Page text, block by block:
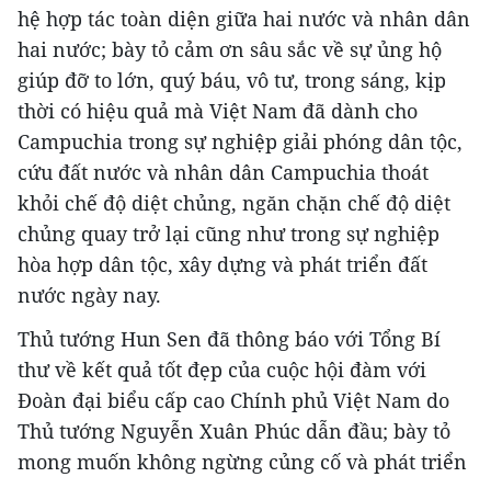
hệ hợp tác toàn diện giữa hai nước và nhân dân
hai nước; bày tỏ cảm ơn sâu sắc về sự ủng hộ
giúp đỡ to lớn, quý báu, vô tư, trong sáng, kịp
thời có hiệu quả mà Việt Nam đã dành cho
Campuchia trong sự nghiệp giải phóng dân tộc,
cứu đất nước và nhân dân Campuchia thoát
khỏi chế độ diệt chủng, ngăn chặn chế độ diệt
chủng quay trở lại cũng như trong sự nghiệp
hòa hợp dân tộc, xây dựng và phát triển đất
nước ngày nay.
Thủ tướng Hun Sen đã thông báo với Tổng Bí
thư về kết quả tốt đẹp của cuộc hội đàm với
Đoàn đại biểu cấp cao Chính phủ Việt Nam do
Thủ tướng Nguyễn Xuân Phúc dẫn đầu; bày tỏ
mong muốn không ngừng củng cố và phát triển